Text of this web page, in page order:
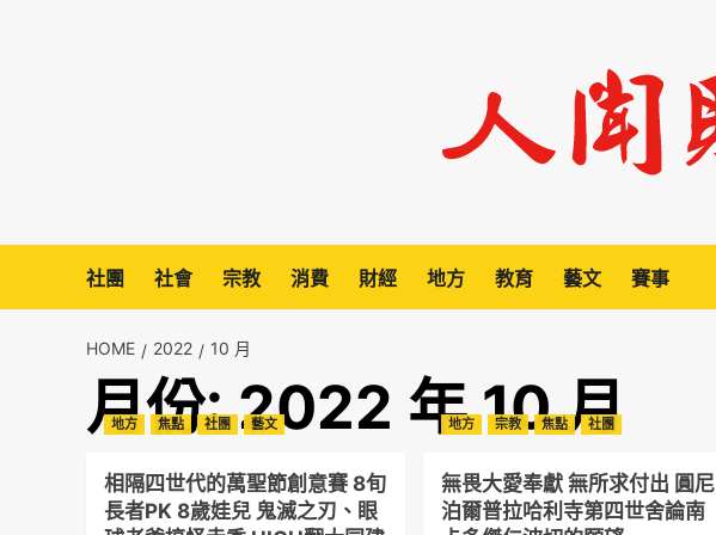
社團 社會 宗教 消費 財經 地方 教育 藝文 賽事
HOME 2022 10 月
月份:2022 年 10 月
地方 焦點 社團 藝文
相隔四世代的萬聖節創意賽 8旬
長者PK 8歲娃兒 鬼滅之刃、眼
地方 宗教 焦點 社團
無畏大愛奉獻 無所求付出 圓尼
泊爾普拉哈利寺第四世舍論南